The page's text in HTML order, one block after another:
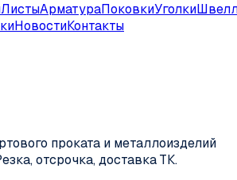
ЛистыАрматураПоковкиУголки
НовостиКонтакты
проката и металлоизделий
отсрочка, доставка ТК.